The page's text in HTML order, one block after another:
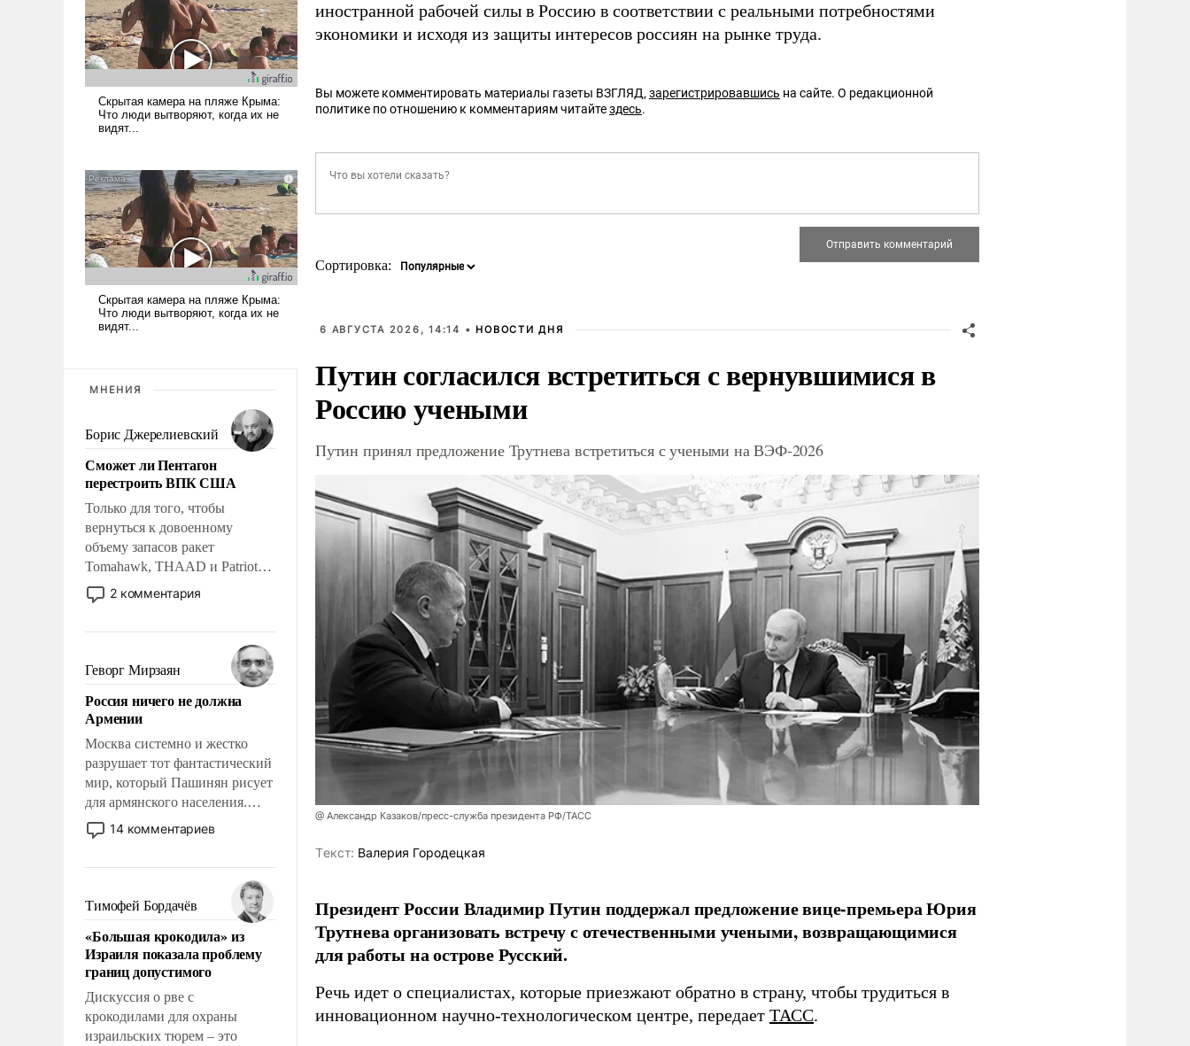
МНЕНИЯ
Борис Джерелиевский
Сможет ли Пентагон
перестроить ВПК США
Только для того, чтобы
вернуться к довоенному
объему запасов ракет
Tomahawk, THAAD и Patriot
США потребуется более трех
лет. Даже небольшая война с
Сложившаяся ситуация
означает многолетний период
уязвимости США, например,
перед Китаем.
2 комментария
Геворг Мирзаян
Россия ничего не должна
Армении
Москва системно и жестко
разрушает тот фантастический
мир, который Пашинян рисует
для армянского населения.
Мир, где политические
прожекты будут безусловно
налогоплательщиков и где
Еревану за свои поступки не
нужно отвечать.
14 комментариев
Тимофей Бордачёв
«Большая крокодила» из
Израиля показала проблему
границ допустимого
Дискуссия о рве с
крокодилами для охраны
израильских тюрем – это
иностранной рабочей силы в Россию в соответствии с реальными потребностями
экономики и исходя из защиты интересов россиян на рынке труда.
Вы можете комментировать материалы газеты ВЗГЛЯД,зарегистрировавшись на сайте. О редакционной
политике по отношению к комментариям читайтездесь.
Сортировка:
6 АВГУСТА 2026, 14:14 • НОВОСТИ ДНЯ
Путин согласился встретиться с вернувшимися в
Россию учеными
Путин принял предложение Трутнева встретиться с учеными на ВЭФ-2026
@ Александр Казаков/пресс-служба президента РФ/ТАСС
Tекст: Валерия Городецкая
Президент России Владимир Путин поддержал предложение вице-премьера Юрия
Трутнева организовать встречу с отечественными учеными, возвращающимися
для работы на острове Русский.
Речь идет о специалистах, которые приезжают обратно в страну, чтобы трудиться в
инновационном научно-технологическом центре, передает ТАСС.